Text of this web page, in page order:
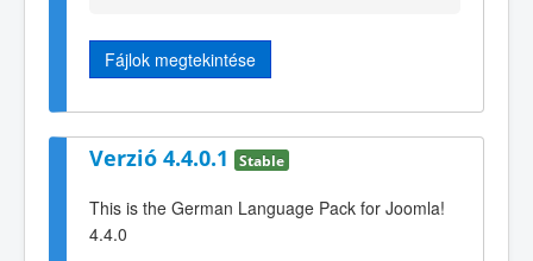
Fájlok megtekintése
Verzió 4.4.0.1 Stable
This is the German Language Pack for Joomla!
4.4.0